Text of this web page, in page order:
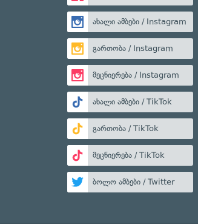
ახალი ამბები / Instagram
გართობა / Instagram
მეცნიერება / Instagram
ახალი ამბები / TikTok
გართობა / TikTok
მეცნიერება / TikTok
ბოლო ამბები / Twitter